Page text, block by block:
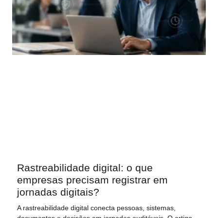
Rastreabilidade digital: o que
empresas precisam registrar em
jornadas digitais?
A rastreabilidade digital conecta pessoas, sistemas,